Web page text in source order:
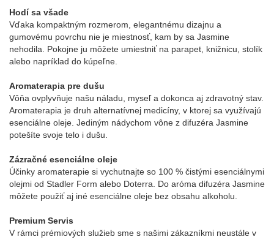
Hodí sa všade
Vďaka kompaktným rozmerom, elegantnému dizajnu a
gumovému povrchu nie je miestnosť, kam by sa Jasmine
nehodila. Pokojne ju môžete umiestniť na parapet, knižnicu, stolík
alebo napríklad do kúpeľne.
Aromaterapia pre dušu
Vôňa ovplyvňuje našu náladu, myseľ a dokonca aj zdravotný stav.
Aromaterapia je druh alternatívnej medicíny, v ktorej sa využívajú
esenciálne oleje. Jediným nádychom vône z difuzéra Jasmine
potešíte svoje telo i dušu.
Zázračné esenciálne oleje
Účinky aromaterapie si vychutnajte so 100 % čistými esenciálnymi
olejmi od Stadler Form alebo Doterra. Do aróma difuzéra Jasmine
môžete použiť aj iné esenciálne oleje bez obsahu alkoholu.
Premium Servis
V rámci prémiových služieb sme s našimi zákazníkmi neustále v